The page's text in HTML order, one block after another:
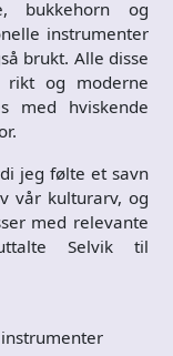
bukkehorn og
instrumenter
brukt. Alle disse
og moderne
med hviskende
jeg følte et savn
vår kulturarv, og
med relevante
Selvik til